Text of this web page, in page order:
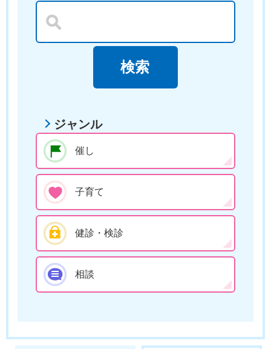
ジャンル
催し
子育て
健診・検診
相談